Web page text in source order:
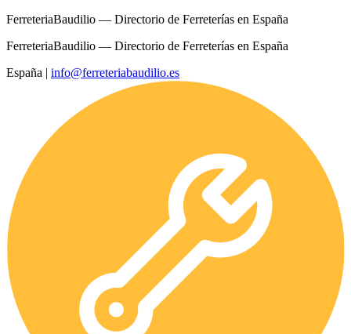
FerreteriaBaudilio — Directorio de Ferreterías en España
FerreteriaBaudilio — Directorio de Ferreterías en España
España | info@ferreteriabaudilio.es